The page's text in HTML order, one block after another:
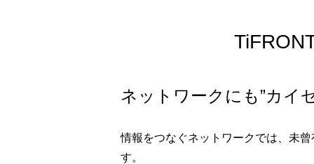
ネットワークにも”カイ
情報をつなぐネットワークでは、未
す。